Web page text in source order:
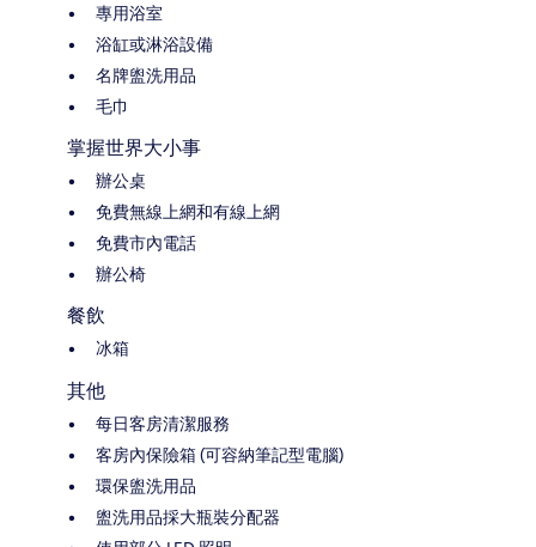
專用浴室
浴缸或淋浴設備
名牌盥洗用品
毛巾
掌握世界大小事
辦公桌
免費無線上網和有線上網
免費市內電話
辦公椅
餐飲
冰箱
其他
每日客房清潔服務
客房內保險箱 (可容納筆記型電腦)
環保盥洗用品
盥洗用品採大瓶裝分配器